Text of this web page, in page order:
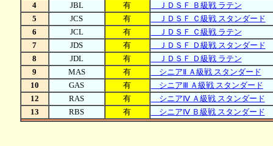
4
JBL 有
ＪＤＳＦ Ｂ級戦 ラテン
5
JCS 有
ＪＤＳＦ Ｃ級戦 スタンダード
6
JCL 有
ＪＤＳＦ Ｃ級戦 ラテン
7
JDS 有
ＪＤＳＦ Ｄ級戦 スタンダード
8
JDL 有
ＪＤＳＦ Ｄ級戦 ラテン
9
MAS 有
シニアⅡ Ａ級戦 スタンダード
10
GAS 有
シニアⅢ Ａ級戦 スタンダード
12
RAS 有
シニアⅣ Ａ級戦 スタンダード
13
RBS 有 シニアⅣ Ｂ級戦 スタンダード